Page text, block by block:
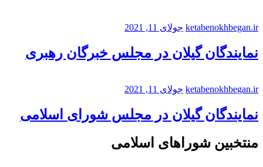
ketabenokhbegan.ir جولای 11, 2021
نمایندگان گیلان در مجلس خبرگان رهبری
ketabenokhbegan.ir جولای 11, 2021
نمایندگان گیلان در مجلس شورای اسلامی
منتخبین شوراهای اسلامی